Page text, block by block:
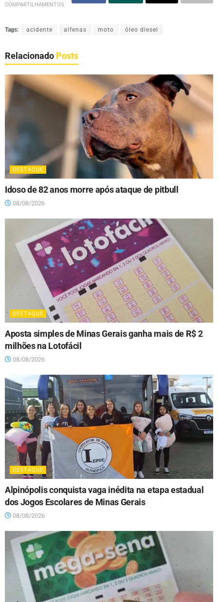
COMPARTILHAMENTOS
Tags: acidente alfenas moto óleo diesel
Relacionado Posts
DESTAQUE
Idoso de 82 anos morre após ataque de pitbull
08/08/2026
DESTAQUE
Aposta simples de Minas Gerais ganha mais de R$ 2
milhões na Lotofácil
08/08/2026
DESTAQUE
Alpinópolis conquista vaga inédita na etapa estadual
dos Jogos Escolares de Minas Gerais
08/08/2026